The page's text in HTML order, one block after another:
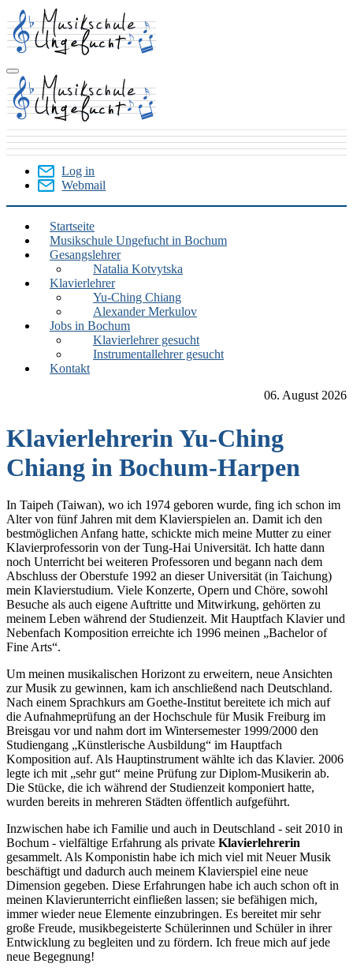
Skip
to
main
content
User
Menu
Log in
Webmail
Bochum
Startseite
Musikschule Ungefucht in Bochum
Gesangslehrer
Natalia Kotvytska
Klavierlehrer
Yu-Ching Chiang
Alexander Merkulov
Jobs in Bochum
Klavierlehrer gesucht
Instrumentallehrer gesucht
Kontakt
06. August 2026
Klavierlehrerin Yu-Ching
Chiang in Bochum-Harpen
In Taipeh (Taiwan), wo ich 1974 geboren wurde, fing ich schon im
Alter von fünf Jahren mit dem Klavierspielen an. Damit ich den
bestmöglichen Anfang hatte, schickte mich meine Mutter zu einer
Klavierprofessorin von der Tung-Hai Universität. Ich hatte dann
noch Unterricht bei weiteren Professoren und begann nach dem
Abschluss der Oberstufe 1992 an dieser Universität (in Taichung)
mein Klavierstudium. Viele Konzerte, Opern und Chöre, sowohl
Besuche als auch eigene Auftritte und Mitwirkung, gehörten zu
meinem Leben während der Studienzeit. Mit Hauptfach Klavier und
Nebenfach Komposition erreichte ich 1996 meinen „Bachelor of
Fine Arts“.
Um meinen musikalischen Horizont zu erweitern, neue Ansichten
zur Musik zu gewinnen, kam ich anschließend nach Deutschland.
Nach einem Sprachkurs am Goethe-Institut bereitete ich mich auf
die Aufnahmeprüfung an der Hochschule für Musik Freiburg im
Breisgau vor und nahm dort im Wintersemester 1999/2000 den
Studiengang „Künstlerische Ausbildung“ im Hauptfach
Komposition auf. Als Hauptinstrument wählte ich das Klavier. 2006
legte ich mit „sehr gut“ meine Prüfung zur Diplom-Musikerin ab.
Die Stücke, die ich während der Studienzeit komponiert hatte,
wurden bereits in mehreren Städten öffentlich aufgeführt.
Inzwischen habe ich Familie und auch in Deutschland - seit 2010 in
Bochum - vielfältige Erfahrung als private Klavierlehrerin
gesammelt. Als Komponistin habe ich mich viel mit Neuer Musik
beschäftigt und dadurch auch meinem Klavierspiel eine neue
Dimension gegeben. Diese Erfahrungen habe ich auch schon oft in
meinen Klavierunterricht einfließen lassen; sie befähigen mich,
immer wieder neue Elemente einzubringen. Es bereitet mir sehr
große Freude, musikbegeisterte Schülerinnen und Schüler in ihrer
Entwicklung zu begleiten und zu fördern. Ich freue mich auf jede
neue Begegnung!